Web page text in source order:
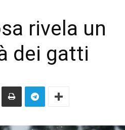
rivela un
dei gatti